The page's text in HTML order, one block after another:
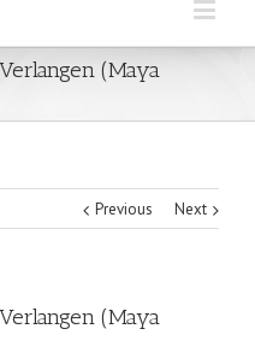
(Maya
Previous Next
(Maya